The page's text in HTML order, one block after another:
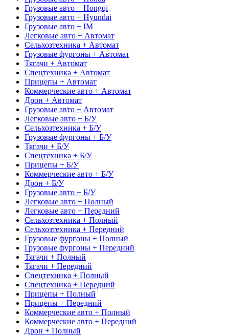
Грузовые авто + Hongqi
Грузовые авто + Hyundai
Грузовые авто + IM
Легковые авто + Автомат
Сельхозтехника + Автомат
Грузовые фургоны + Автомат
Тягачи + Автомат
Спецтехника + Автомат
Прицепы + Автомат
Коммерческие авто + Автомат
Дрон + Автомат
Грузовые авто + Автомат
Легковые авто + Б/У
Сельхозтехника + Б/У
Грузовые фургоны + Б/У
Тягачи + Б/У
Спецтехника + Б/У
Прицепы + Б/У
Коммерческие авто + Б/У
Дрон + Б/У
Грузовые авто + Б/У
Легковые авто + Полный
Легковые авто + Передний
Сельхозтехника + Полный
Сельхозтехника + Передний
Грузовые фургоны + Полный
Грузовые фургоны + Передний
Тягачи + Полный
Тягачи + Передний
Спецтехника + Полный
Спецтехника + Передний
Прицепы + Полный
Прицепы + Передний
Коммерческие авто + Полный
Коммерческие авто + Передний
Дрон + Полный